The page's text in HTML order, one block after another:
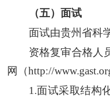
（五）面试
面试由贵州省科
资格复审合格人
网
（http://
1.面试采取结构